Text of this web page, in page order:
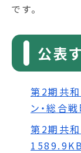
です。
公表
第2期共和
ン・総合
第2期共